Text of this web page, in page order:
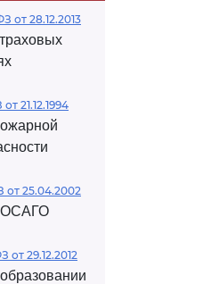
от 28.12.2013
21.12.1994
от 25.04.2002
ОСАГО
от 29.12.2012